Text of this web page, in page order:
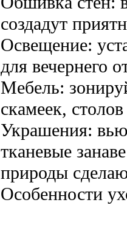
создадут
Освещение:
для вечернего
Мебель:
скамеек,
Украшения:
тканевые
природы
Особенности